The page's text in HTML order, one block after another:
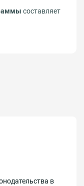
составляет
в